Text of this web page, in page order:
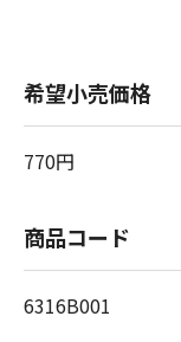
希望小売価格
770円
商品コード
6316B001